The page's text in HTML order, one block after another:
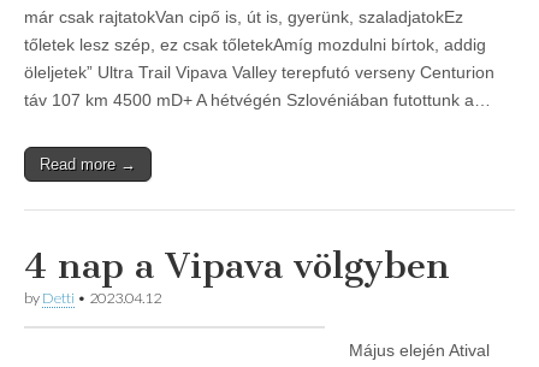
már csak rajtatokVan cipő is, út is, gyerünk, szaladjatokEz
tőletek lesz szép, ez csak tőletekAmíg mozdulni bírtok, addig
öleljetek” Ultra Trail Vipava Valley terepfutó verseny Centurion
táv 107 km 4500 mD+ A hétvégén Szlovéniában futottunk a…
Read more →
4 nap a Vipava völgyben
by Detti • 2023.04.12
Május elején Atival